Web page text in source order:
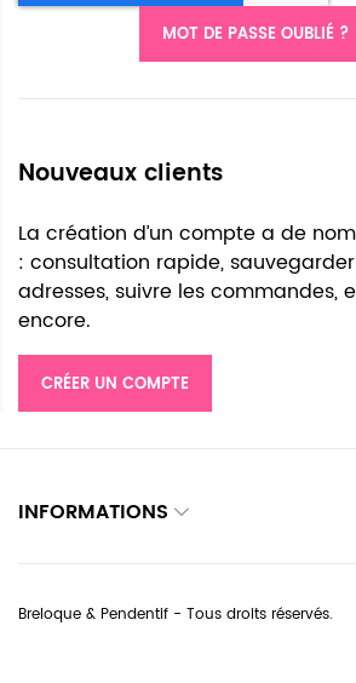
MOT DE PASSE OUBLIÉ ?
Nouveaux clients
La création d’un compte a de
: consultation rapide,
adresses, suivre les commandes,
encore.
CRÉER UN COMPTE
INFORMATIONS
Breloque & Pendentif - Tous droits réservés.